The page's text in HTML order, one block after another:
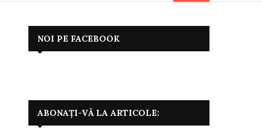
NOI PE FACEBOOK
ABONAȚI-VĂ LA ARTICOLE: